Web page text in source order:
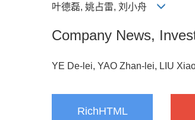
叶德磊, 姚占雷, 刘小舟
Company News,
YE De-lei, YAO Zhan-lei, LIU
RichHTML